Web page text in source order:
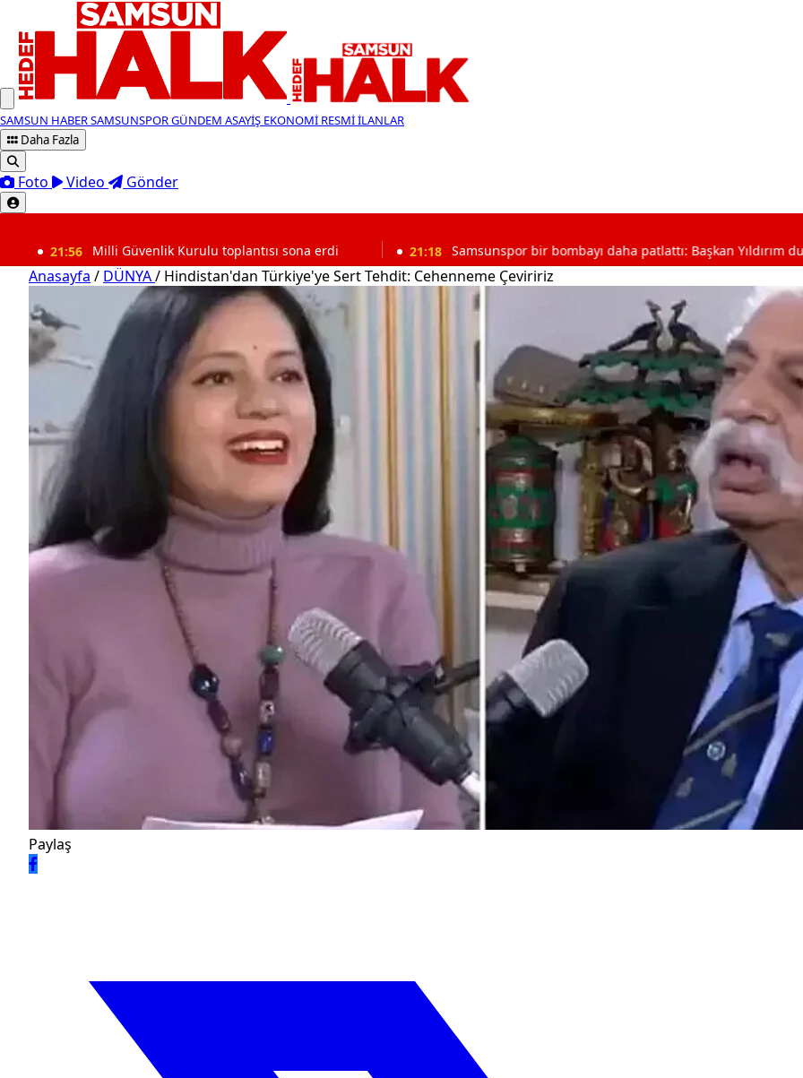
SAMSUN HABERSAMSUNSPORGÜNDEM ASAYİŞ EKONOMİ RESMİ İLANLAR
Daha Fazla
Foto Video Gönder
Milli Güvenlik Kurulu toplantısı sona erdi Samsunspor bir bombayı daha patlattı: Başkan Yıldırım duyurdu
Anasayfa / DÜNYA/ Hindistan'dan Türkiye'ye Sert Tehdit: Cehenneme Çeviririz
Paylaş